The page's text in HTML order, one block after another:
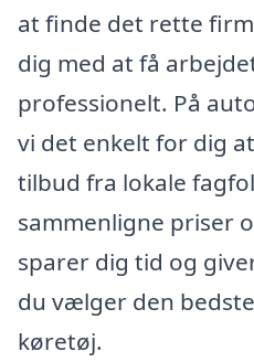
at finde det rette
dig med at få
professionelt. På
vi det enkelt for dig
tilbud fra lokale
sammenligne priser
sparer dig tid og
du vælger den
køretøj.